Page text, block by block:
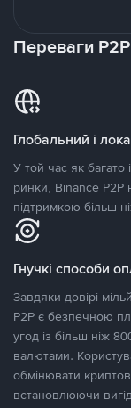
Переваги
Глобальний і
У той час як багато
ринки, Binance P2P
підтримкою більш
Гнучкі способи
Завдяки довірі
P2P є безпечною
угод із більш ніж
валютами.
обмінювати
встановлюючи